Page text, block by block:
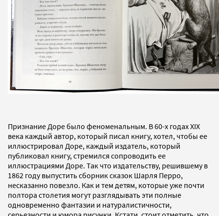
Признание Доре было феноменальным. В 60-х годах ХIХ
века каждый автор, который писал книгу, хотел, чтобы ее
иллюстрировал Доре, каждый издатель, который
публиковал книгу, стремился сопроводить ее
иллюстрациями Доре. Так что издательству, решившему в
1862 году выпустить сборник сказок Шарля Перро,
несказанно повезло. Как и тем детям, которые уже почти
полтора столетия могут разглядывать эти полные
одновременно фантазии и натуралистичности,